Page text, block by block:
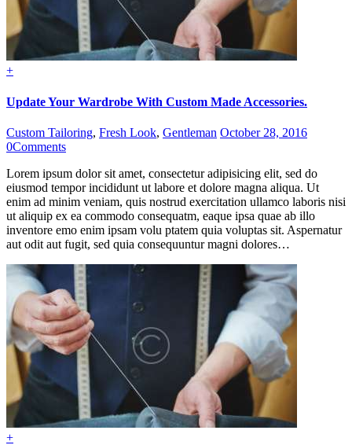
+
Update Your Wardrobe With Custom Made Accessories.
Custom Tailoring, Fresh Look, Gentleman October 28, 2016
0Comments
Lorem ipsum dolor sit amet, consectetur adipisicing elit, sed do
eiusmod tempor incididunt ut labore et dolore magna aliqua. Ut
enim ad minim veniam, quis nostrud exercitation ullamco laboris nisi
ut aliquip ex ea commodo consequatm, eaque ipsa quae ab illo
inventore emo enim ipsam volu ptatem quia voluptas sit. Aspernatur
aut odit aut fugit, sed quia consequuntur magni dolores…
+